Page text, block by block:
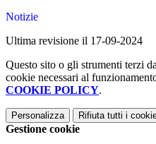
Notizie
Ultima revisione il 17-09-2024
Questo sito o gli strumenti terzi
cookie necessari al
COOKIE POLICY.
Personalizza Rifiuta tutti i
Gestione cookie